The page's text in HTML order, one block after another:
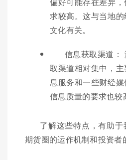
求较高。这与当地
文化有关。
信息获取渠道：
取渠道相对集中，
息服务和一些财经
信息质量的要求也较
了解这些特点，有助
期货圈的运作机制和投资者